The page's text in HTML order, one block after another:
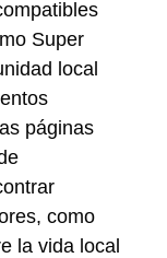
Super
local
páginas
como
la vida local